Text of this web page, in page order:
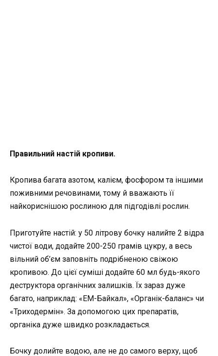
Правильний настій кропиви.
Кропива багата азотом, калієм, фосфором та іншими
поживними речовинами, тому й вважають її
найкориснішою рослиною для підгодівлі рослин.
Приготуйте настій: у 50 літрову бочку налийте 2 відра
чистої води, додайте 200-250 грамів цукру, а весь
вільний об’єм заповніть подрібненою свіжою
кропивою. До цієї суміші додайте 60 мл будь-якого
деструктора органічних залишків. Їх зараз дуже
багато, наприклад: «ЕМ-Байкал», «Органік-баланс» чи
«Триходермін». За допомогою цих препаратів,
органіка дуже швидко розкладається.
Бочку долийте водою, але не до самого верху, щоб